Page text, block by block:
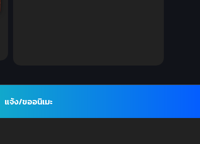
Cyberpunk(4)
แจ้ง/ขออนิเมะ